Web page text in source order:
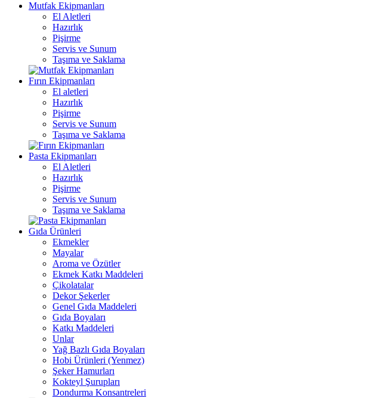
Mutfak Ekipmanları
El Aletleri
Hazırlık
Pişirme
Servis ve Sunum
Taşıma ve Saklama
Fırın Ekipmanları
El aletleri
Hazırlık
Pişirme
Servis ve Sunum
Taşıma ve Saklama
Pasta Ekipmanları
El Aletleri
Hazırlık
Pişirme
Servis ve Sunum
Taşıma ve Saklama
Gıda Ürünleri
Ekmekler
Mayalar
Aroma ve Özütler
Ekmek Katkı Maddeleri
Çikolatalar
Dekor Şekerler
Genel Gıda Maddeleri
Gıda Boyaları
Katkı Maddeleri
Unlar
Yağ Bazlı Gıda Boyaları
Hobi Ürünleri (Yenmez)
Şeker Hamurları
Kokteyl Şurupları
Dondurma Konsantreleri